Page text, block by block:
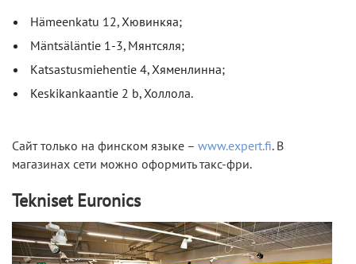
Hämeenkatu 12, Хювинкяа;
Mäntsäläntie 1-3, Мянтсяля;
Katsastusmiehentie 4, Хяменлинна;
Keskikankaantie 2 b, Холлола.
Сайт только на финском языке – www.expert.fi. В
магазинах сети можно оформить такс-фри.
Tekniset Euronics